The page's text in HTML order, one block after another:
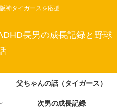
神タイガースを応援
長男の成長記録と野球
父ちゃんの話（タイガース）
次男の成長記録